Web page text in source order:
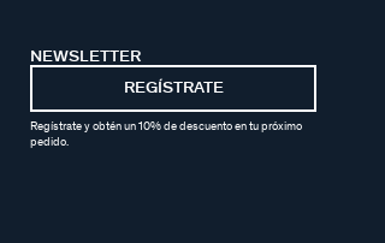
NEWSLETTER
REGÍSTRATE
Regístrate y obtén un 10% de descuento en tu próximo
pedido.